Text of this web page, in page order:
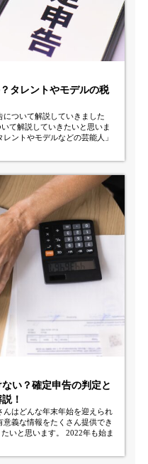
タレントやモデルの税
について解説していきました
て解説していきたいと思いま
ントやモデルなどの芸能人」
い？確定申告の判定と
！
はどんな年末年始を迎えられ
義な情報をたくさん提供でき
いと思います。 2022年も始ま